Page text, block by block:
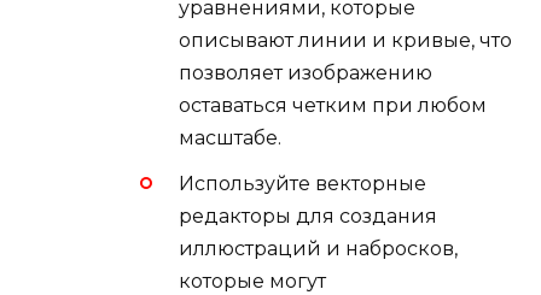
уравнениями, которые
описывают линии и кривые, что
позволяет изображению
оставаться четким при любом
масштабе.
Используйте векторные
редакторы для создания
иллюстраций и набросков,
которые могут